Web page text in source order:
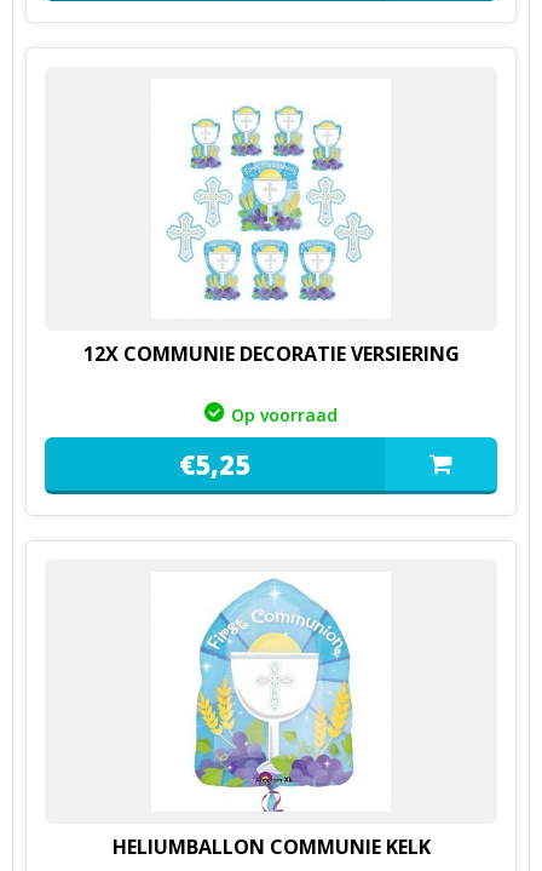
12X COMMUNIE DECORATIE VERSIERING
Op voorraad
€5,25
HELIUMBALLON COMMUNIE KELK